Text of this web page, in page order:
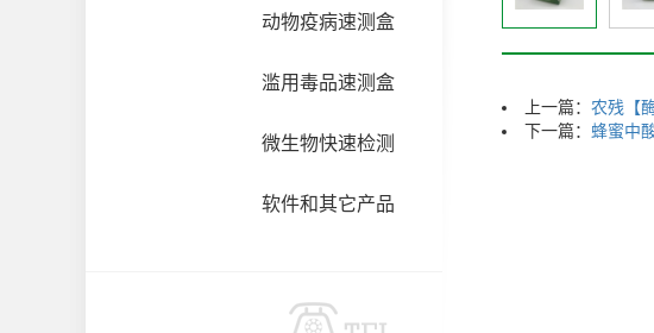
动物疫病速测盒
滥用毒品速测盒
微生物快速检测
软件和其它产品
上一篇： 农残【
下一篇： 蜂蜜中